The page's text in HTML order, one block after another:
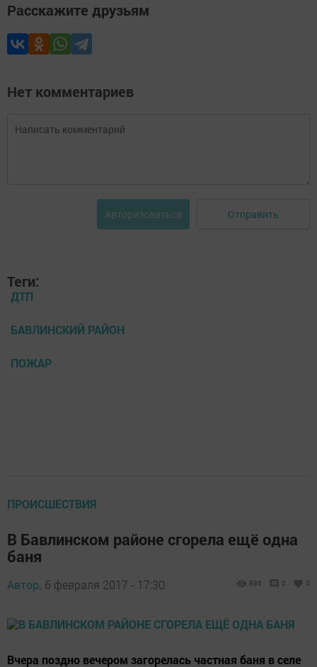
Расскажите друзьям
Нет комментариев
Авторизоваться Отправить
Теги:
ДТП
БАВЛИНСКИЙ РАЙОН
ПОЖАР
ПРОИСШЕСТВИЯ
В Бавлинском районе сгорела ещё одна
баня
Автор, 6 февраля 2017 - 17:30 886 0 0
Вчера поздно вечером загорелась частная баня в селе